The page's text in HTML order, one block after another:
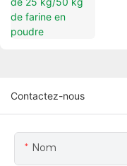
Contactez-nous
Nom